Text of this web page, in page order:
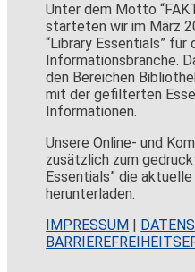
Unter dem Motto
starteten wir im März
“Library Essentials” für
Informationsbranche.
den Bereichen
mit der gefilterten
Informationen.
Unsere Online- und
zusätzlich zum
Essentials” die
herunterladen.
IMPRESSUM